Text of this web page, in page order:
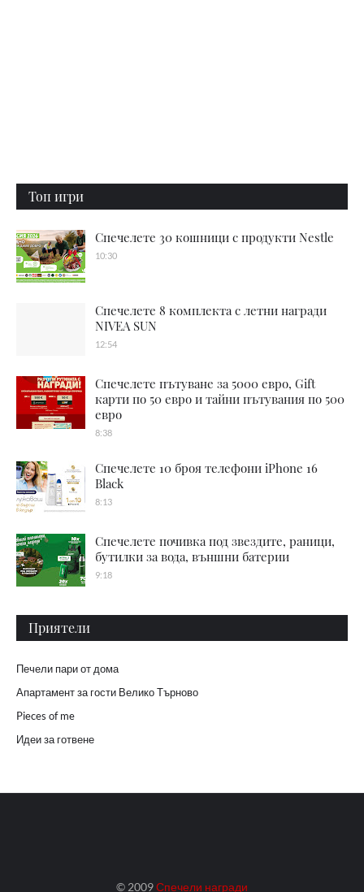
Топ игри
Спечелете 30 кошници с продукти Nestle
10:30
Спечелете 8 комплекта с летни награди
NIVEA SUN
12:54
Спечелете пътуване за 5000 евро, Gift
карти по 50 евро и тайни пътувания по 500
евро
8:38
Спечелете 10 броя телефони iPhone 16
Black
8:13
Спечелете почивка под звездите, раници,
бутилки за вода, външни батерии
9:18
Приятели
Печели пари от дома
Апартамент за гости Велико Търново
Pieces of me
Идеи за готвене
© 2009Спечели награди